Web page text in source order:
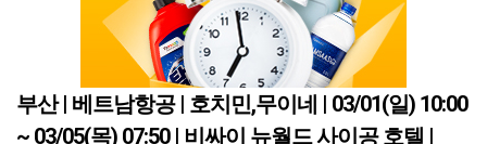
부산 | 베트남항공 | 호치민,무이네 | 03/01(일) 10:00
~ 03/05(목) 07:50 | 비싸이 뉴월드 사이공 호텔 |